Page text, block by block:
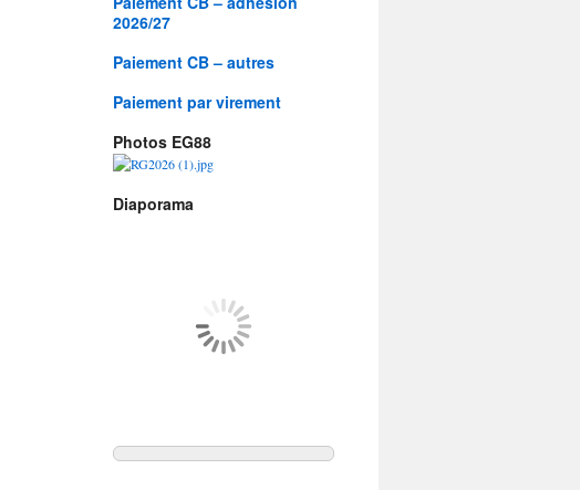
2026/27
Paiement CB – autres
Paiement par virement
Photos EG88
Diaporama